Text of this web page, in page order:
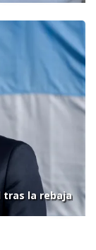
tras la rebaja